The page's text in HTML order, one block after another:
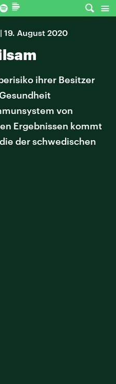
19. August 2020
ihrer Besitzer
von
Ergebnissen kommt
der schwedischen